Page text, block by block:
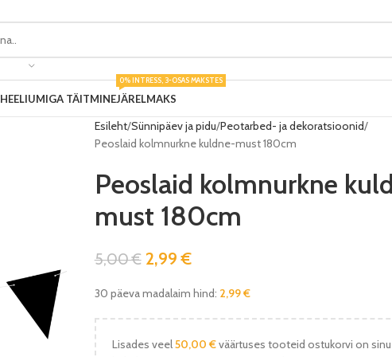
HEELIUMIGA TÄITMINEJÄRELMAKS
0% INTRESS, 3-OSAS MAKSTES
Esileht Sünnipäev ja pidu Peotarbed- ja dekoratsioonid
Peoslaid kolmnurkne kuldne-must 180cm
Peoslaid kolmnurkne
must 180cm
5,00€ 2,99€
30 päeva madalaim hind: 2,99€
Lisades veel50,00 €väärtuses tooteid ostukorvi on